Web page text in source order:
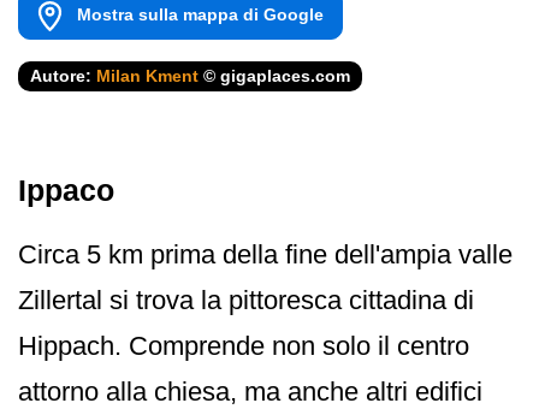
Mostra sulla mappa di Google
Autore: Milan Kment © gigaplaces.com
Ippaco
Circa 5 km prima della fine dell'ampia valle
Zillertal si trova la pittoresca cittadina di
Hippach. Comprende non solo il centro
attorno alla chiesa, ma anche altri edifici